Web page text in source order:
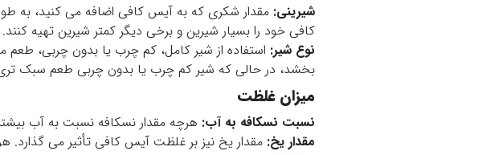
شیرینی: مقدار شکری که به آیس کافی اضافه می کنید، به
کافی خود را بسیار شیرین و برخی دیگر کمتر شیرین تهیه کنند.
نوع شیر: استفاده از شیر کامل، کم چرب یا بدون چربی،
بخشد، در حالی که شیر کم چرب یا بدون چربی طعم سبک تری
میزان غلظت
نسبت نسکافه به آب: هرچه مقدار نسکافه نسبت به آب
مقدار یخ: مقدار یخ نیز بر غلظت آیس کافی تأثیر می